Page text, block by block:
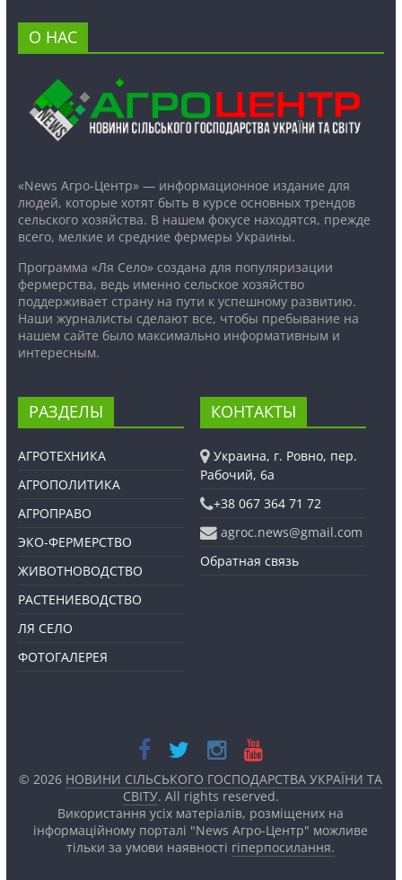
О НАС
«News Агро-Центр» — информационное издание для
людей, которые хотят быть в курсе основных трендов
сельского хозяйства. В нашем фокусе находятся, прежде
всего, мелкие и средние фермеры Украины.
Программа «Ля Село» создана для популяризации
фермерства, ведь именно сельское хозяйство
поддерживает страну на пути к успешному развитию.
Наши журналисты сделают все, чтобы пребывание на
нашем сайте было максимально информативным и
интересным.
РАЗДЕЛЫ
АГРОТЕХНИКА
АГРОПОЛИТИКА
АГРОПРАВО
ЭКО-ФЕРМЕРСТВО
ЖИВОТНОВОДСТВО
РАСТЕНИЕВОДСТВО
ЛЯ СЕЛО
ФОТОГАЛЕРЕЯ
КОНТАКТЫ
Украина, г. Ровно, пер.
Рабочий, 6а
+38 067 364 71 72
agroc.news@gmail.com
Обратная связь
© 2026 НОВИНИ СІЛЬСЬКОГО ГОСПОДАРСТВА УКРАЇНИ ТА
СВІТУ. All rights reserved.
Використання усіх матеріалів, розміщених на
інформаційному порталі "News Агро-Центр" можливе
тільки за умови наявності гіперпосилання.